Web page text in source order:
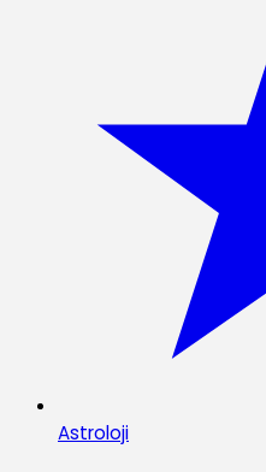
Astroloji